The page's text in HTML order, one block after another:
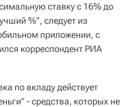
ставку с 16% до
%", следует из
приложении, с
корреспондент РИА
по вкладу действует
- средства, которых не